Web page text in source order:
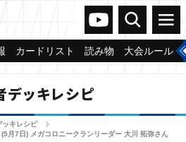
ヴァンガードch
検索 メニュー
カードリスト 読み物 大会ルール
デッキレシピ
ッキレシピ
月7日) メガコロニークランリーダー 大川 拓弥さん